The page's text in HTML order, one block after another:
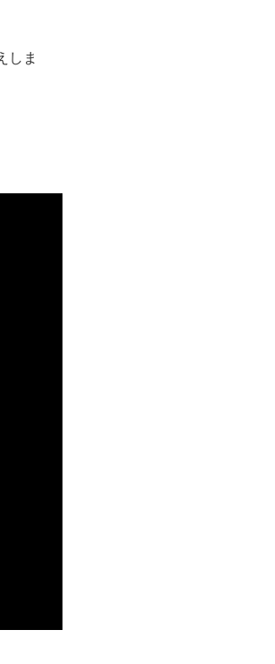
しま